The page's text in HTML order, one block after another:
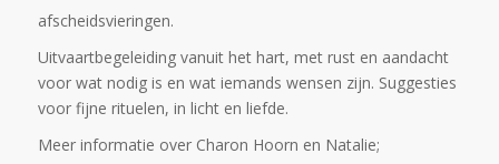
afscheidsvieringen.
Uitvaartbegeleiding vanuit het hart, met rust en aandacht
voor wat nodig is en wat iemands wensen zijn. Suggesties
voor fijne rituelen, in licht en liefde.
Meer informatie over Charon Hoorn en Natalie;